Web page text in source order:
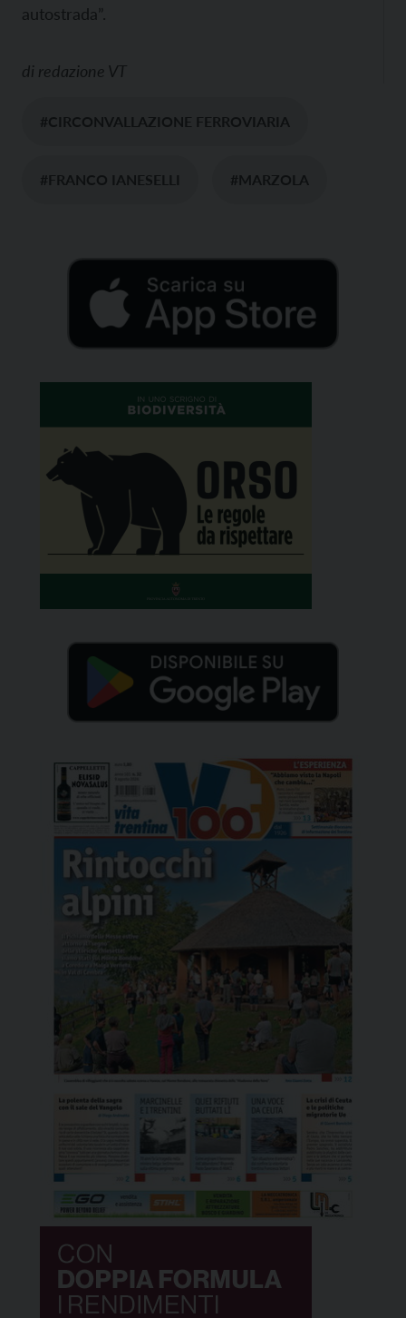
autostrada”.
di redazione VT
#CIRCONVALLAZIONE FERROVIARIA
#FRANCO IANESELLI #MARZOLA